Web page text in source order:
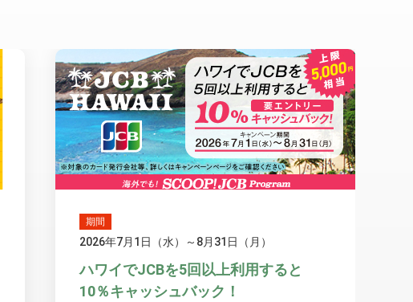
期間
2026年7月1日（水）～8月31日（月）
ハワイでJCBを5回以上利用すると
10％キャッシュバック！